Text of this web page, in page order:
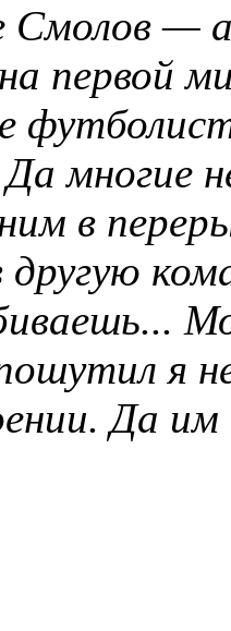
Смолов —
на
многие
в
я
Да им